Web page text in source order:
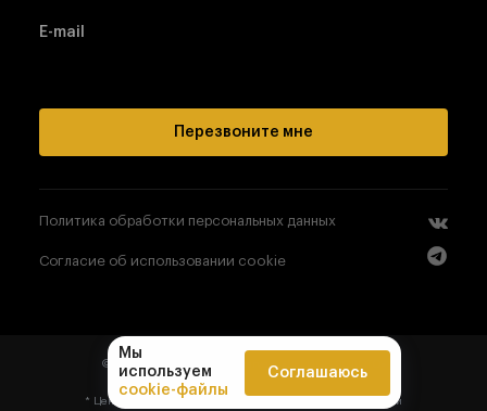
E-mail
Перезвоните мне
Политика обработки персональных данных
Согласие об использовании cookie
© 2008- All right reserved, «РЕГИОН ЗОЛОТО»
* Цена, указанная на сайте, не является публичной офертой
Мы
используем
cookie-файлы
Соглашаюсь